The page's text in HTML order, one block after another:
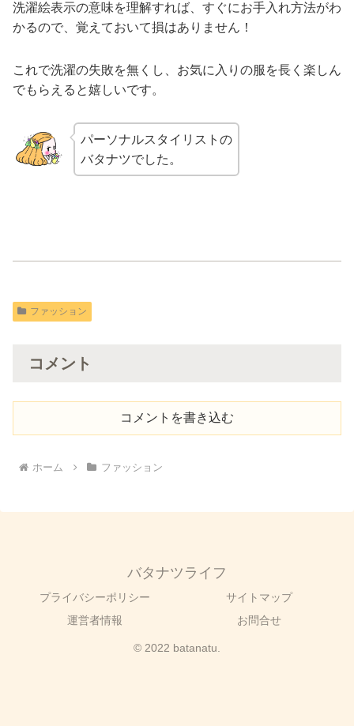
洗濯絵表示の意味を理解すれば、すぐにお手入れ方法がわ
かるので、覚えておいて損はありません！
これで洗濯の失敗を無くし、お気に入りの服を長く楽しん
でもらえると嬉しいです。
パーソナルスタイリストの
バタナツでした。
ファッション
コメント
コメントを書き込む
ホーム ファッション
バタナツライフ
プライバシーポリシー
サイトマップ
運営者情報
お問合せ
© 2022 batanatu.